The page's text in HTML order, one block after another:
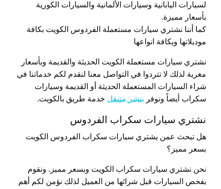
لسيارات اليابانية وسيارات الألمانية والسيارات الكورية
بأسعار مميزة.
كما أننا نشتري سيارات مستعملة الفردوس الكويت بكافة
موديلاتها وبكافة انواعها
نشتري سيارات مستعملة الكويت الحديثة والقديمة وبأسعار
مغرية لذلك لا تتردوا في التواصل معنا لنقدم لكم خدماتنا في
شراء السيارات المستعملة الحديثة أو القديمة وسيارات
سكراب أيضاً ونوفر بنشر متنقل خدمة طريق بالكويت.
نشتري سيارات سكراب الفردوس
هل تبحث عمن يشتري سيارات سكراب الفردوس الكويت
بسعر مميز؟
نحن نشتري سيارات سكراب الكويت وبسعر مميز. ونقوم
بفحص السيارات قبل شرائها من العميل لذلك نؤمن لكم أهم